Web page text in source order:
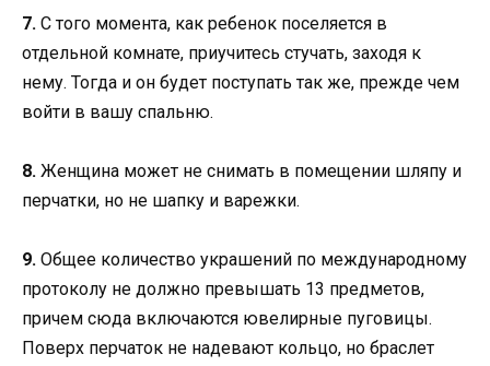
7. С того момента, как ребенок поселяется в
отдельной комнате, приучитесь стучать, заходя к
нему. Тогда и он будет поступать так же, прежде чем
войти в вашу спальню.
8. Женщина может не снимать в помещении шляпу и
перчатки, но не шапку и варежки.
9. Общее количество украшений по международному
протоколу не должно превышать 13 предметов,
причем сюда включаются ювелирные пуговицы.
Поверх перчаток не надевают кольцо, но браслет